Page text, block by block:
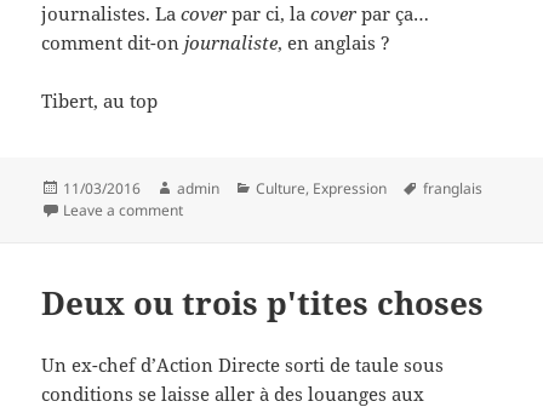
journalistes. Lacover par ci, lacover par ça…
comment dit-onjournaliste, en anglais ?
Tibert, au top
Posted
on
11/03/2016 Author
admin Categories
Culture, Expression Tags
franglais
Leave a commenton Overdose (oups ! surdose)
Deux ou trois p'tites choses
Un ex-chef d’Action Directe sorti de taule sous
conditions se laisse aller à des louanges aux